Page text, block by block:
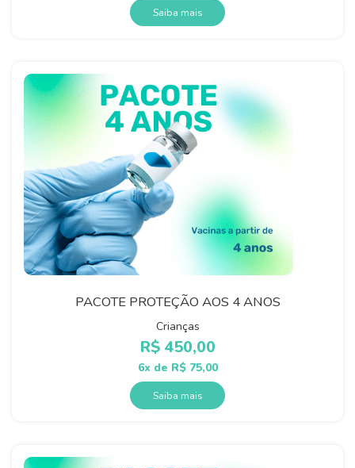
Saiba mais
PACOTE PROTEÇÃO AOS 4 ANOS
Crianças
R$450,00
6x de R$75,00
Saiba mais